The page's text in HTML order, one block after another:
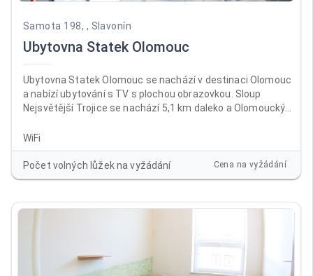
Samota 198, , Slavonín
Ubytovna Statek Olomouc
Ubytovna Statek Olomouc se nachází v destinaci Olomouc
a nabízí ubytování s TV s plochou obrazovkou. Sloup
Nejsvětější Trojice se nachází 5,1 km daleko a Olomoucký
prostorách a na místě je k dispozici soukromé parkoviště.
WiFi
Počet volných lůžek na vyžádání Cena na vyžádání